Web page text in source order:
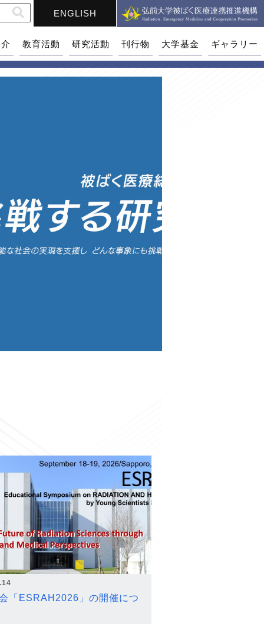
ENGLISH
教育活動 研究活動 刊行物 大学基金 ギャラリー
「ESRAH2026」の開催につ